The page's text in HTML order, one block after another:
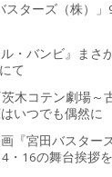
スターズ（株）
・バンビ』まさ
て
木コテン劇場～
いつでも偶然に
『宮田バスター
・16の舞台挨拶